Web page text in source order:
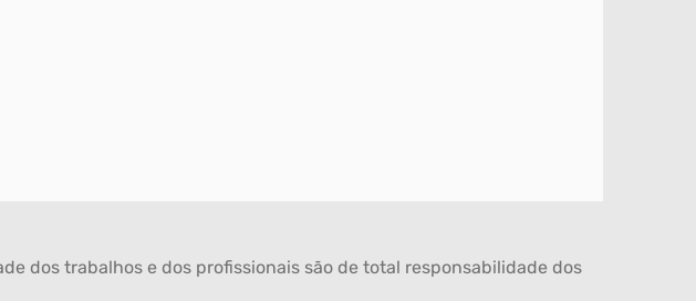
dos trabalhos e dos profissionais são de total responsabilidade dos